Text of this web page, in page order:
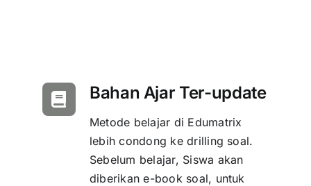
Bahan Ajar Ter-update
Metode belajar di Edumatrix
lebih condong ke drilling soal.
Sebelum belajar, Siswa akan
diberikan e-book soal, untuk